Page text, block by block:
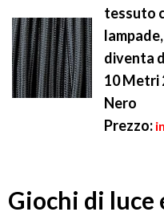
tessuto
diventa
10 Metri
Nero
Prezzo:
Giochi di luce